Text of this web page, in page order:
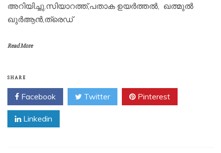
അറിയിച്ചു.സിയാറത്ത്,പതാക ഉയർത്തൽ, ഖത്മുൽ
ഖുർആൻ,ത്രെഡ്
Read More
SHARE
Facebook Twitter Pinterest
Linkedin